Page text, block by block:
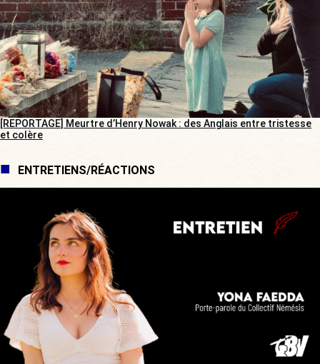
[REPORTAGE] Meurtre d’Henry Nowak : des Anglais entre tristesse
et colère
ENTRETIENS/RÉACTIONS